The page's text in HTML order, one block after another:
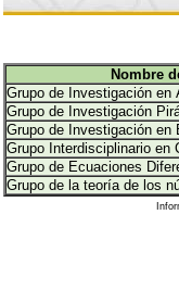
Nombre
Grupo de Investigación en
Grupo de Investigación
Grupo de Investigación en
Grupo Interdisciplinario en
Grupo de Ecuaciones
Grupo de la teoría de los